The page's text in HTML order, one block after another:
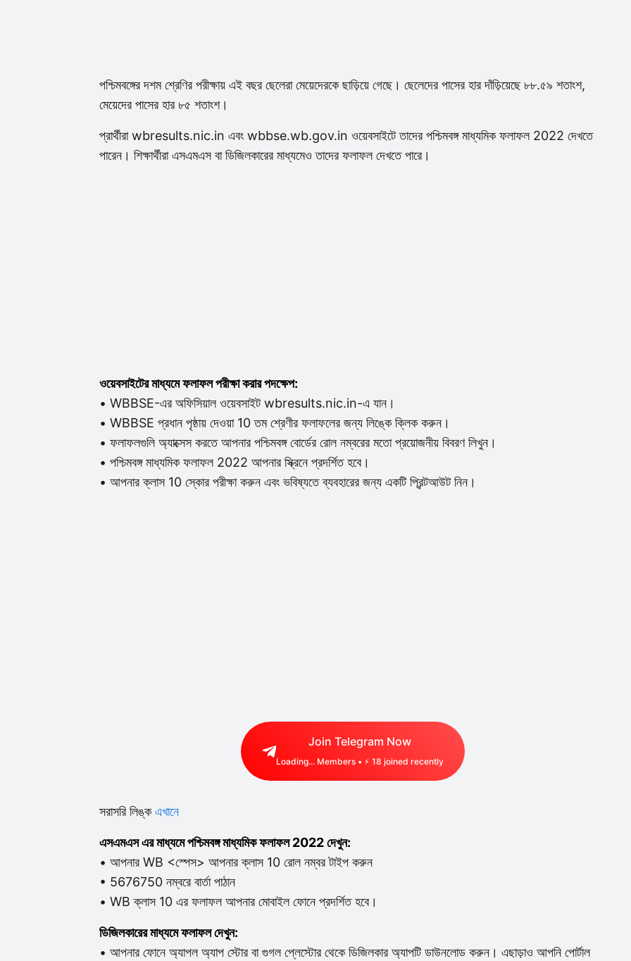
পশ্চিমবঙ্গের দশম শ্রেণির পরীক্ষায় এই বছর ছেলেরা মেয়েদেরকে ছাড়িয়ে গেছে। ছেলেদের পাসের হার দাঁড়িয়েছে ৮৮.৫৯ শতাংশ,
মেয়েদের পাসের হার ৮৫ শতাংশ।
প্রার্থীরা wbresults.nic.in এবং wbbse.wb.gov.in ওয়েবসাইটে তাদের পশ্চিমবঙ্গ মাধ্যমিক ফলাফল 2022 দেখতে
পারেন। শিক্ষার্থীরা এসএমএস বা ডিজিলকারের মাধ্যমেও তাদের ফলাফল দেখতে পারে।
ওয়েবসাইটের মাধ্যমে ফলাফল পরীক্ষা করার পদক্ষেপ:
• WBBSE-এর অফিসিয়াল ওয়েবসাইট wbresults.nic.in-এ যান।
• WBBSE প্রধান পৃষ্ঠায় দেওয়া 10 তম শ্রেণীর ফলাফলের জন্য লিঙ্কে ক্লিক করুন।
• ফলাফলগুলি অ্যাক্সেস করতে আপনার পশ্চিমবঙ্গ বোর্ডের রোল নম্বরের মতো প্রয়োজনীয় বিবরণ লিখুন।
• পশ্চিমবঙ্গ মাধ্যমিক ফলাফল 2022 আপনার স্ক্রিনে প্রদর্শিত হবে।
• আপনার ক্লাস 10 স্কোর পরীক্ষা করুন এবং ভবিষ্যতে ব্যবহারের জন্য একটি প্রিন্টআউট নিন।
Join Telegram Now
Loading... Members • ⚡ 18 joined recently
সরাসরি লিঙ্কএখানে
এসএমএস এর মাধ্যমে পশ্চিমবঙ্গ মাধ্যমিক ফলাফল 2022 দেখুন:
• আপনার WB <স্পেস> আপনার ক্লাস 10 রোল নম্বর টাইপ করুন
• 5676750 নম্বরে বার্তা পাঠান
• WB ক্লাস 10 এর ফলাফল আপনার মোবাইল ফোনে প্রদর্শিত হবে।
ডিজিলকারের মাধ্যমে ফলাফল দেখুন:
• আপনার ফোনে অ্যাপল অ্যাপ স্টোর বা গুগল প্লেস্টোর থেকে ডিজিলকার অ্যাপটি ডাউনলোড করুন। এছাড়াও আপনি পোর্টাল